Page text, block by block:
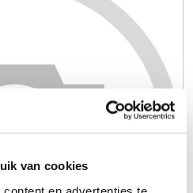
van cookies